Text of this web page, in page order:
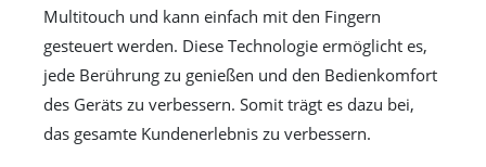
Multitouch und kann einfach mit den Fingern
gesteuert werden. Diese Technologie ermöglicht es,
jede Berührung zu genießen und den Bedienkomfort
des Geräts zu verbessern. Somit trägt es dazu bei,
das gesamte Kundenerlebnis zu verbessern.